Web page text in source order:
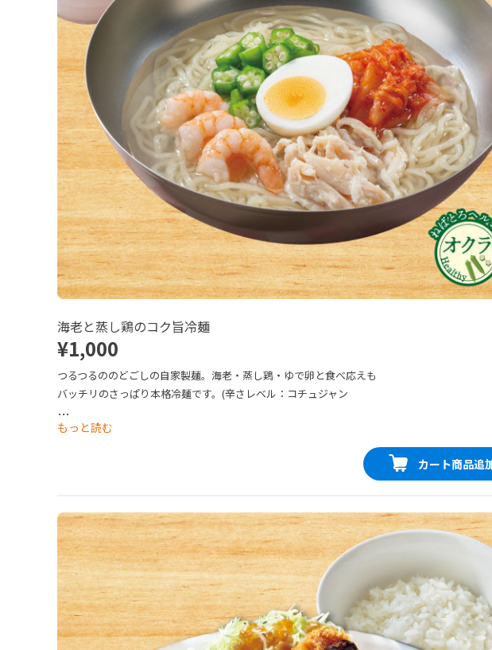
海老と蒸し鶏のコク旨冷麺
¥1,000
つるつるののどごしの自家製麺。海老・蒸し鶏・ゆで卵と食べ応えも
バッチリのさっぱり本格冷麺です。(辛さレベル：コチュジャン
★☆☆）
生麺orゆで麺 どちらか選べます。
…
もっと読む
カート商品追